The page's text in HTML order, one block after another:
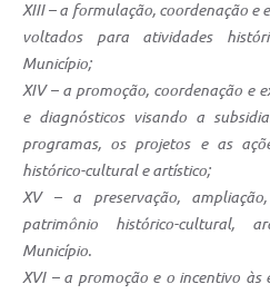
XIII – a formulação, coordenação e
voltados para atividades
Município;
XIV – a promoção, coordenação e
e diagnósticos visando a
programas, os projetos e as
histórico-cultural e artístico;
XV – a preservação,
patrimônio histórico-cultural,
Município.
XVI – a promoção e o incentivo às